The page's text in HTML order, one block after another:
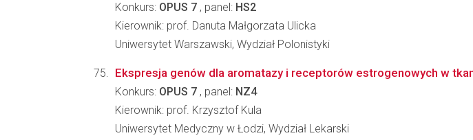
Konkurs: OPUS 7 , panel: HS2
Kierownik: prof. Danuta Małgorzata Ulicka
Uniwersytet Warszawski, Wydział Polonistyki
Ekspresja genów dla aromatazy i receptorów estrogenowych w
Konkurs: OPUS 7 , panel: NZ4
Kierownik: prof. Krzysztof Kula
Uniwersytet Medyczny w Łodzi, Wydział Lekarski